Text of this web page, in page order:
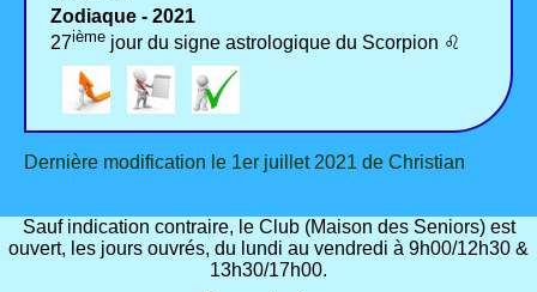
Zodiaque - 2021
27ième jour du signe astrologique du Scorpion ♌
Dernière modification le 1er juillet 2021 de Christian
Sauf indication contraire, le Club (Maison des Seniors) est
ouvert, les jours ouvrés, du lundi au vendredi à 9h00/12h30 &
13h30/17h00.